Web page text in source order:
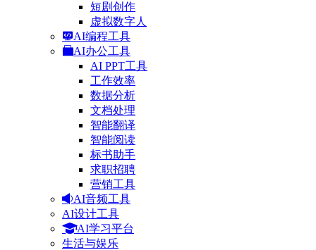
短剧创作
虚拟数字人
AI编程工具
AI办公工具
AI PPT工具
工作效率
数据分析
文档处理
智能翻译
智能阅读
标书助手
求职招聘
营销工具
AI音频工具
AI设计工具
AI学习平台
生活与娱乐